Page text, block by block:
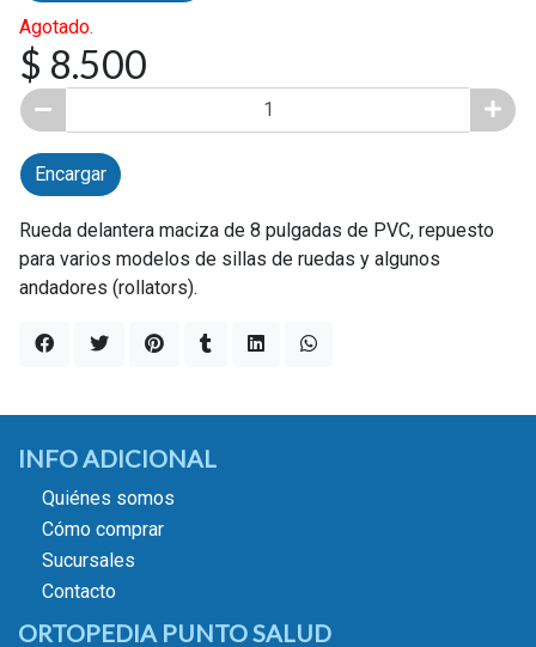
Agotado.
$ 8.500
Encargar
Rueda delantera maciza de 8 pulgadas de PVC, repuesto
para varios modelos de sillas de ruedas y algunos
andadores (rollators).
INFO ADICIONAL
Quiénes somos
Cómo comprar
Sucursales
Contacto
ORTOPEDIA PUNTO SALUD